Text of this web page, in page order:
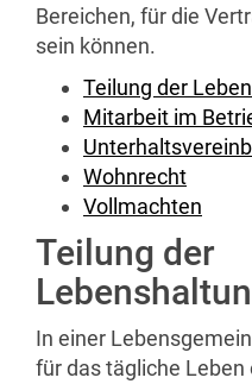
Bereichen, für die
sein können.
Teilung der
Mitarbeit im
Wohnrecht
Vollmachten
Teilung der
In einer
für das tägliche